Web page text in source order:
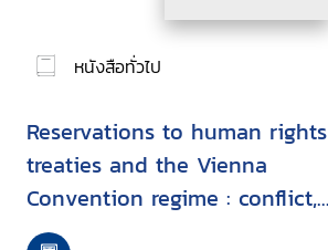
หนังสือทั่วไป
Reservations to human rights
treaties and the Vienna
Convention regime : conflict,
harmony or reconciliation